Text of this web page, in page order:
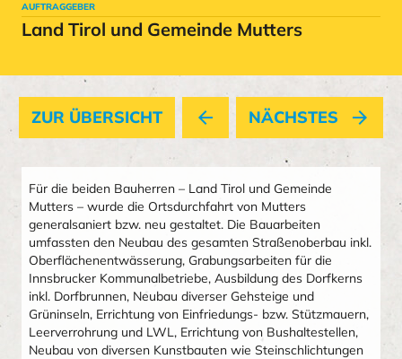
AUFTRAGGEBER
Land Tirol und Gemeinde Mutters
ZUR ÜBERSICHT arrow_back NÄCHSTES arrow_forward
Für die beiden Bauherren – Land Tirol und Gemeinde
Mutters – wurde die Ortsdurchfahrt von Mutters
generalsaniert bzw. neu gestaltet. Die Bauarbeiten
umfassten den Neubau des gesamten Straßenoberbau inkl.
Oberflächenentwässerung, Grabungsarbeiten für die
Innsbrucker Kommunalbetriebe, Ausbildung des Dorfkerns
inkl. Dorfbrunnen, Neubau diverser Gehsteige und
Grüninseln, Errichtung von Einfriedungs- bzw. Stützmauern,
Leerverrohrung und LWL, Errichtung von Bushaltestellen,
Neubau von diversen Kunstbauten wie Steinschlichtungen